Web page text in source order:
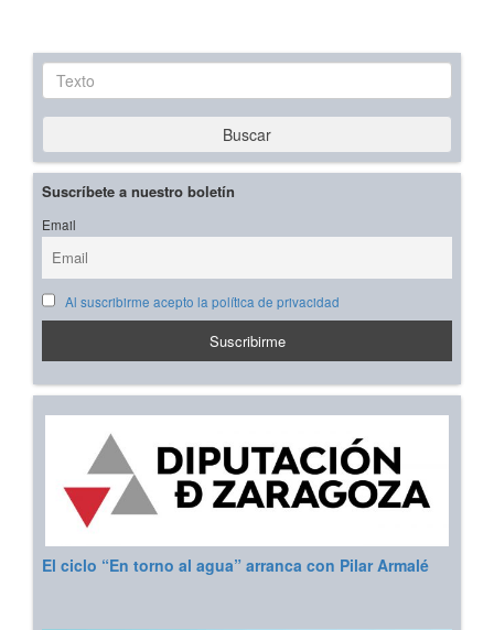
Texto
Buscar
Suscríbete a nuestro boletín
Email
Al suscribirme acepto la política de privacidad
El ciclo “En torno al agua” arranca con Pilar Armalé